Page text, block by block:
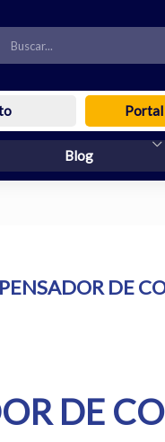
Portal
Blog
DE
DE